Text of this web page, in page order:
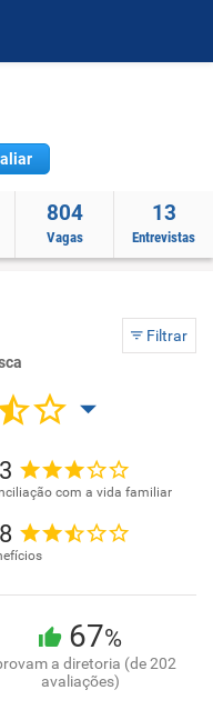
804
Vagas
13
Entrevistas
Filtrar
com a vida familiar
67%
a diretoria (de 202
avaliações)